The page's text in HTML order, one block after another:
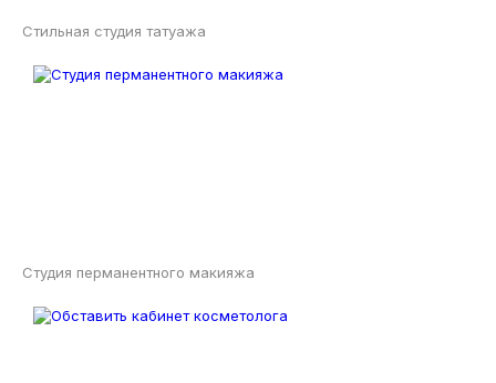
Стильная студия татуажа
Студия перманентного макияжа